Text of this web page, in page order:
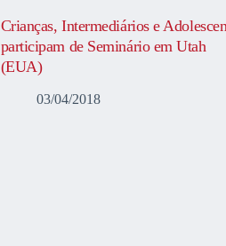
Crianças, Intermediários e
participam de Seminário em Utah
(EUA)
03/04/2018